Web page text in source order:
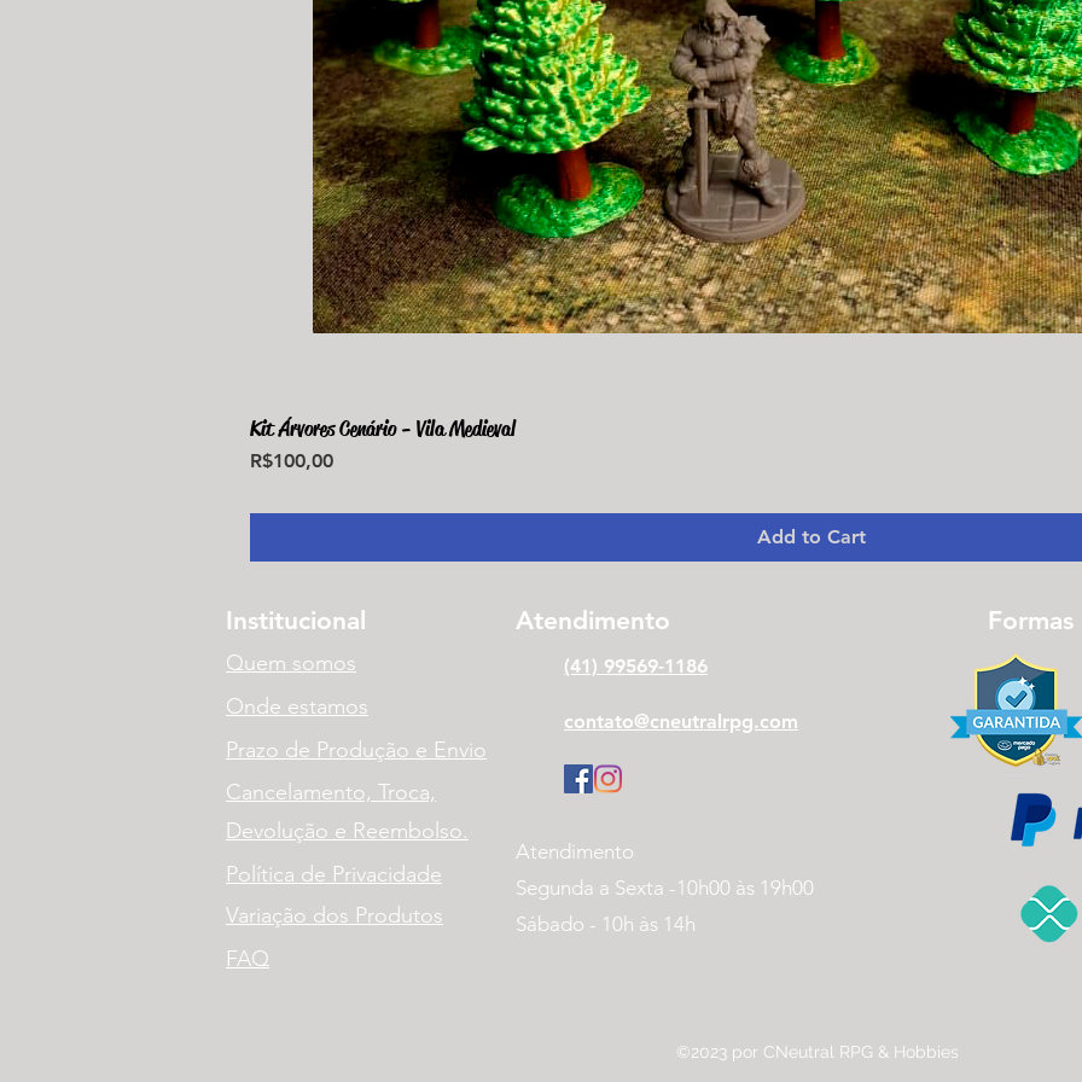
Kit Árvores Cenário - Vila Medieval
Price
R$100,00
Add to Cart
Institucional Atendimento
Quem somos (41) 99569-1186
Onde estamos
Prazo de Produção e Envio
Cancelamento, Troca,
Devolução e Reembolso.
Política de Privacidade
Variação dos Produtos
FAQ
contato@cneutralrpg.com
Atendimento
Segunda a Sexta -10h00 às 19h00
Sábado - 10h às 14h
©2023 por CNeutral RPG & Hobbies